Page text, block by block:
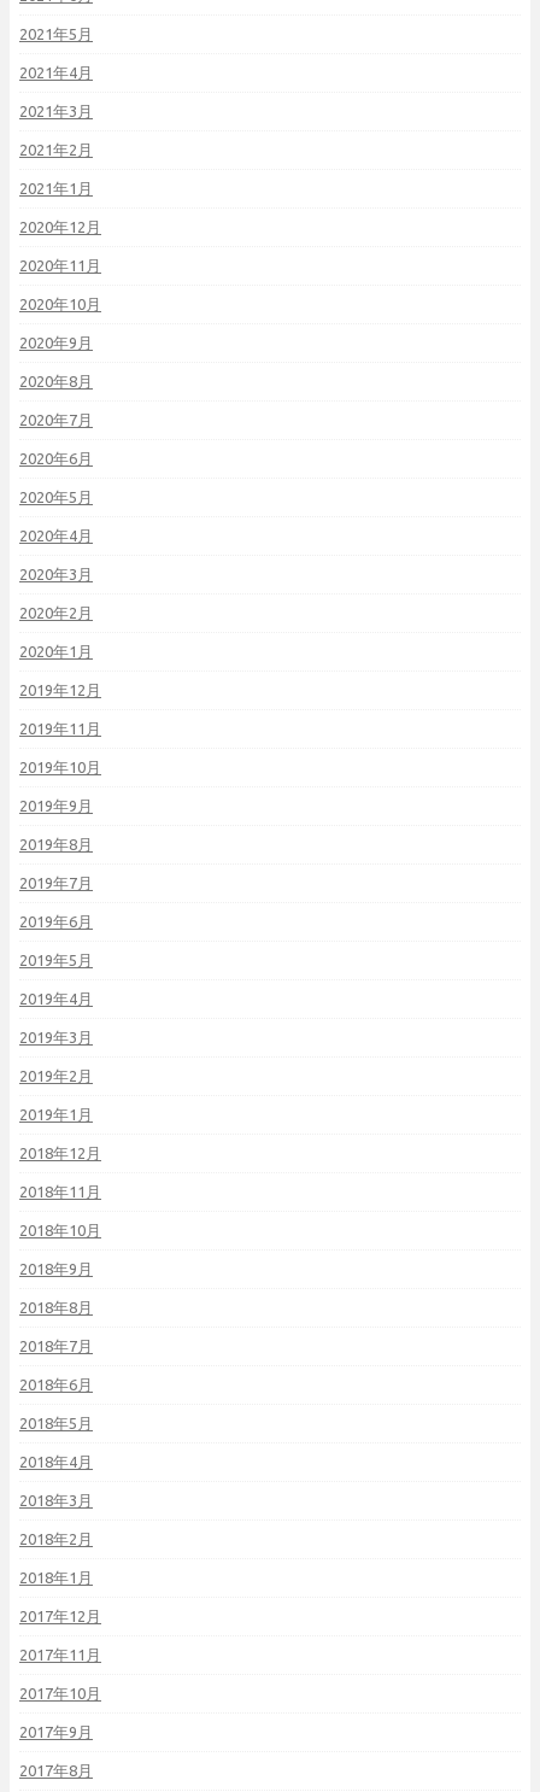
2021年5月
2021年4月
2021年3月
2021年2月
2021年1月
2020年12月
2020年11月
2020年10月
2020年9月
2020年8月
2020年7月
2020年6月
2020年5月
2020年4月
2020年3月
2020年2月
2020年1月
2019年12月
2019年11月
2019年10月
2019年9月
2019年8月
2019年7月
2019年6月
2019年5月
2019年4月
2019年3月
2019年2月
2019年1月
2018年12月
2018年11月
2018年10月
2018年9月
2018年8月
2018年7月
2018年6月
2018年5月
2018年4月
2018年3月
2018年2月
2018年1月
2017年12月
2017年11月
2017年10月
2017年9月
2017年8月